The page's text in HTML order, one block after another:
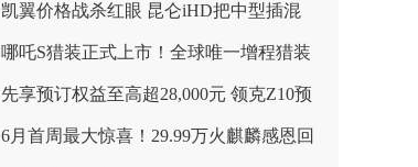
9越野版渲染图曝光
凯翼价格战杀红眼 昆仑iHD把中型插混
SUV杀到9.99万
哪吒S猎装正式上市！全球唯一增程猎装
轿车起售价15.99万
先享预订权益至高超28,000元 领克Z10预
订开启
6月首周最大惊喜！29.99万火麒麟感恩回